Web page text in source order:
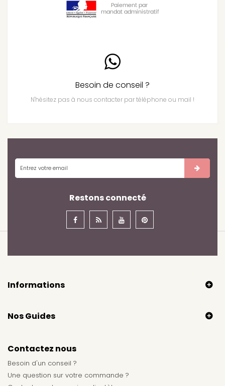
Besoin de conseil ?
N'hésitez pas à nous contacter par téléphone ou mail !
Restons connecté
Informations
Nos Guides
Contactez nous
Besoin d'un conseil ?
Une question sur votre commande ?